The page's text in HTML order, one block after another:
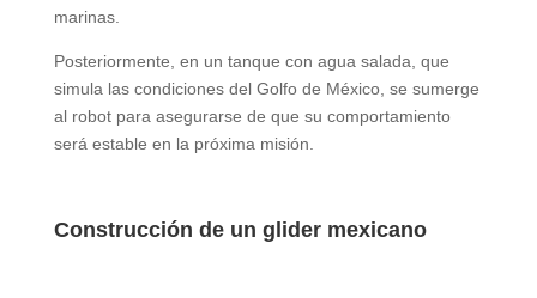
marinas.
Posteriormente, en un tanque con agua salada, que
simula las condiciones del Golfo de México, se sumerge
al robot para asegurarse de que su comportamiento
será estable en la próxima misión.
Construcción de un glider mexicano